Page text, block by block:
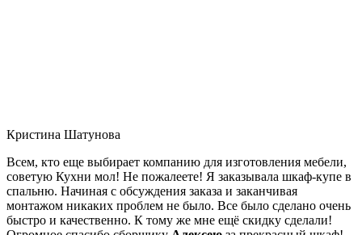
Кристина Шатунова
Всем, кто еще выбирает компанию для изготовления мебели,
советую Кухни мол! Не пожалеете! Я заказывала шкаф-купе в
спальню. Начиная с обсуждения заказа и заканчивая
монтажом никаких проблем не было. Все было сделано очень
быстро и качественно. К тому же мне ещё скидку сделали!